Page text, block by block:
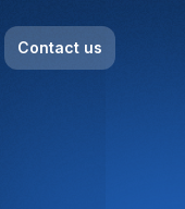
Contact us